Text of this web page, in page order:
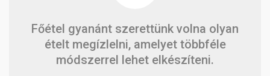
Főétel gyanánt szerettünk volna olyan
ételt megízlelni, amelyet többféle
módszerrel lehet elkészíteni.